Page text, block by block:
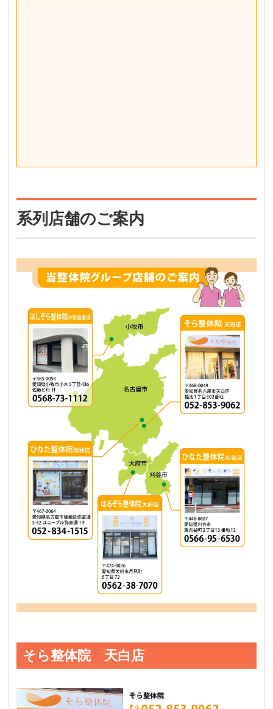
系列店舗のご案内
そら整体院 天白店